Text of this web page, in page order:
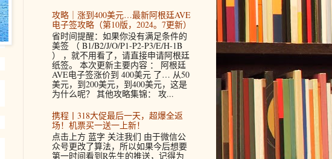
攻略｜涨到400美元…最新阿根廷AVE
电子签攻略（第10版，2024。7更新）
省时间提醒：如果你没有满足条件的
美签 （ B1/B2/J/O/P1-P2-P3/E/H-1B
） ，就不用看了，请直接申请阿根廷
纸签。 本次更新主要内容 ： 阿根廷
AVE电子签涨价到 400美元 了… 从50
美元，到200美元，到400美元，这是
为什么呢？ 其他攻略集锦： 攻...
携程丨318大促最后一天，超爆全返
场！机票买一送一上新！
点击上方 蓝字 关注我们 由于微信公
众号更改了算法，所以如果今后想要
第一时间看到R先生的推送，记得为